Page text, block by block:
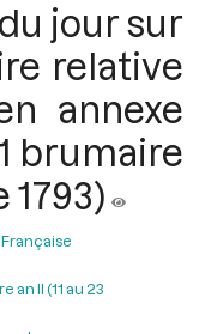
jour sur
relative
annexe
brumaire
1793)
an II (11 au 23